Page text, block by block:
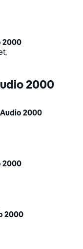
2000
2000
2000
2000
2000